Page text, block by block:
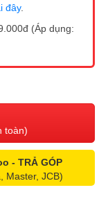
đây.
(Áp dụng:
toàn)
- TRẢ GÓP
Master, JCB)